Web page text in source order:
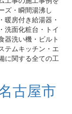
ズ・瞬間湯沸し
暖房付き給湯器・
洗面化粧台・トイ
器洗い機・ビルト
テムキッチン・エ
に関する全ての工
古屋市